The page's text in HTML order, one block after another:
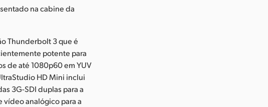
na cabine da
Thunderbolt 3 que é
potente para
de até 1080p60 em YUV
HD Mini inclui
3G-SDI duplas para a
analógico para a